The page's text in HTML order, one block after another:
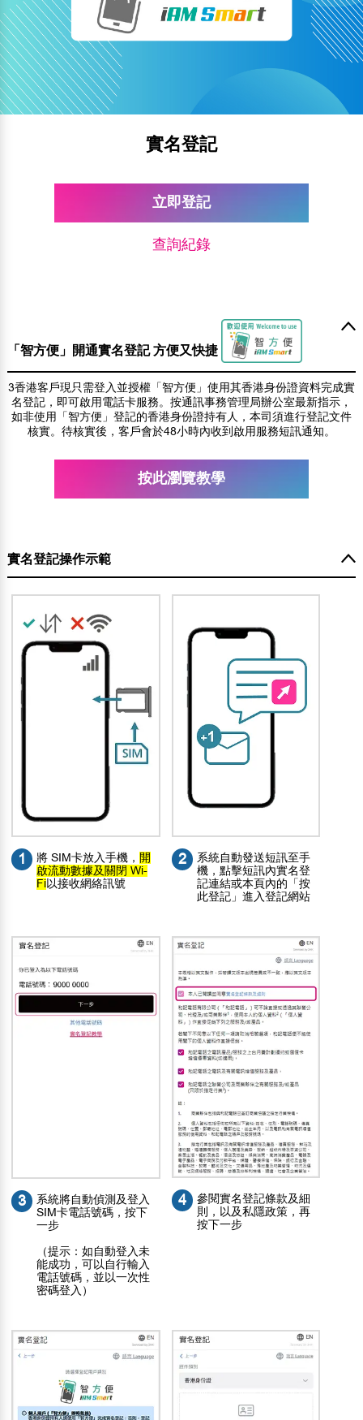
實名登記
立即登記
查詢紀錄
「智方便」開通實名登記 方便又快捷
3香港客戶現只需登入並授權「智方便」使用其香港身份證資料完成實
名登記，即可啟用電話卡服務。按通訊事務管理局辦公室最新指示，
如非使用「智方便」登記的香港身份證持有人，本司須進行登記文件
核實。待核實後，客戶會於48小時內收到啟用服務短訊通知。
按此瀏覽教學
實名登記操作示範
1 將 SIM卡放入手機， 開
啟流動數據及關閉 Wi-
Fi以接收網絡訊號
2
系統自動發送短訊至手
機，點擊短訊內實名登
記連結或本頁內的「按
此登記」進入登記網站
3
系統將自動偵測及登入
SIM卡電話號碼，按下
一步
（提示：如自動登入未
能成功，可以自行輸入
電話號碼，並以一次性
密碼登入）
4
參閱實名登記條款及細
則，以及私隱政策，再
按下一步